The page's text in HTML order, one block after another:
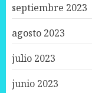
septiembre 2023
agosto 2023
julio 2023
junio 2023